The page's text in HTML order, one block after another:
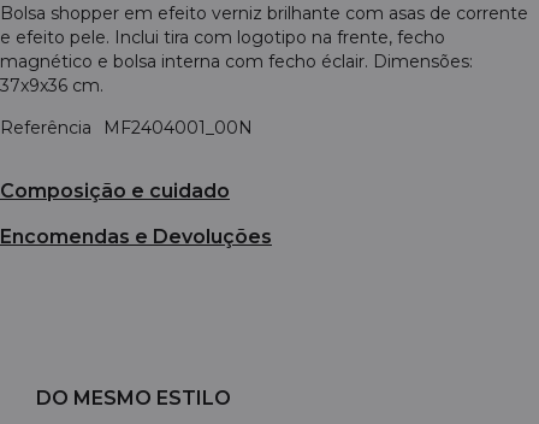
Bolsa shopper em efeito verniz brilhante com asas de corrente
e efeito pele. Inclui tira com logotipo na frente, fecho
magnético e bolsa interna com fecho éclair. Dimensões:
37x9x36 cm.
Referência
MF2404001_00N
Composição e cuidado
Encomendas e Devoluções
DO MESMO ESTILO